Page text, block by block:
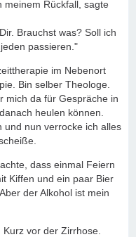
meinem Rückfall, sagte
Brauchst was? Soll ich
passieren."
im Nebenort
Bin selber Theologe.
mich da für Gespräche in
heulen können.
und nun verrocke ich alles
dass einmal Feiern
Kiffen und ein paar Bier
der Alkohol ist mein
vor der Zirrhose.